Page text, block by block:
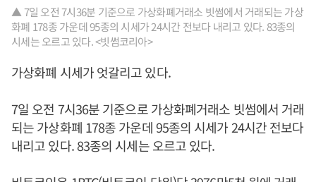
▲ 7일 오전 7시36분 기준으로 가상화폐거래소 빗썸에서 거래되는 가상
화폐 178종 가운데 95종의 시세가 24시간 전보다 내리고 있다. 83종의
시세는 오르고 있다. <빗썸코리아>
가상화폐 시세가 엇갈리고 있다.
7일 오전 7시36분 기준으로 가상화폐거래소 빗썸에서 거래
되는 가상화폐 178종 가운데 95종의 시세가 24시간 전보다
내리고 있다. 83종의 시세는 오르고 있다.